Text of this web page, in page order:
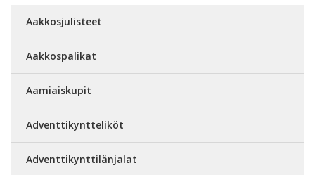
Aakkosjulisteet
Aakkospalikat
Aamiaiskupit
Adventtikyntteliköt
Adventtikynttilänjalat